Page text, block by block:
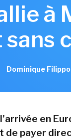
à
Dominique
en
payer